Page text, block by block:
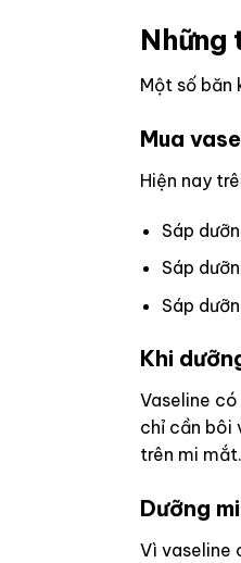
Những
Một số băn
Mua
Hiện nay
Sáp
Sáp
Sáp
Khi
Vaseline
chỉ cần bôi
trên mi mắt.
Dưỡng
Vì vaseline